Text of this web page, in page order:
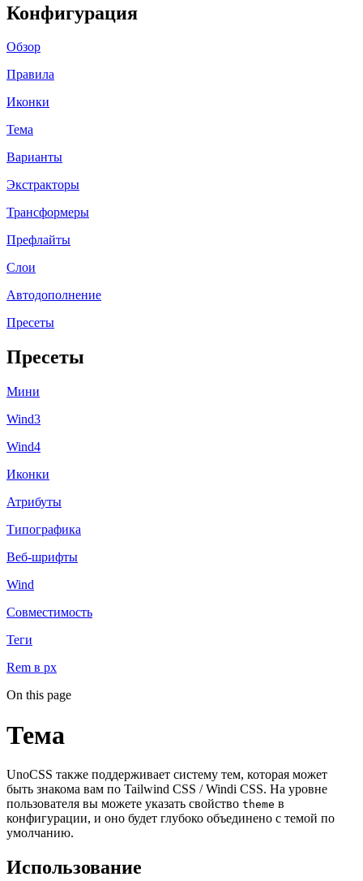
Конфигурация
Обзор
Правила
Иконки
Тема
Варианты
Экстракторы
Трансформеры
Префлайты
Слои
Автодополнение
Пресеты
Пресеты
Мини
Wind3
Wind4
Иконки
Атрибуты
Типографика
Веб-шрифты
Wind
Совместимость
Теги
Rem в px
On this page
Тема
UnoCSS также поддерживает систему тем, которая может
быть знакома вам по Tailwind CSS / Windi CSS. На уровне
пользователя вы можете указать свойство theme в
конфигурации, и оно будет глубоко объединено с темой по
умолчанию.
Использование